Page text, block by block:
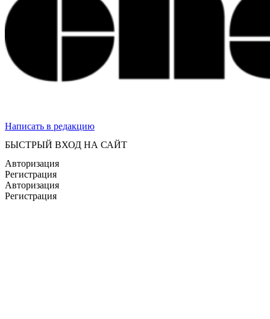
Написать в редакцию
БЫСТРЫЙ ВХОД НА САЙТ
Авторизация
Регистрация
Авторизация
Регистрация